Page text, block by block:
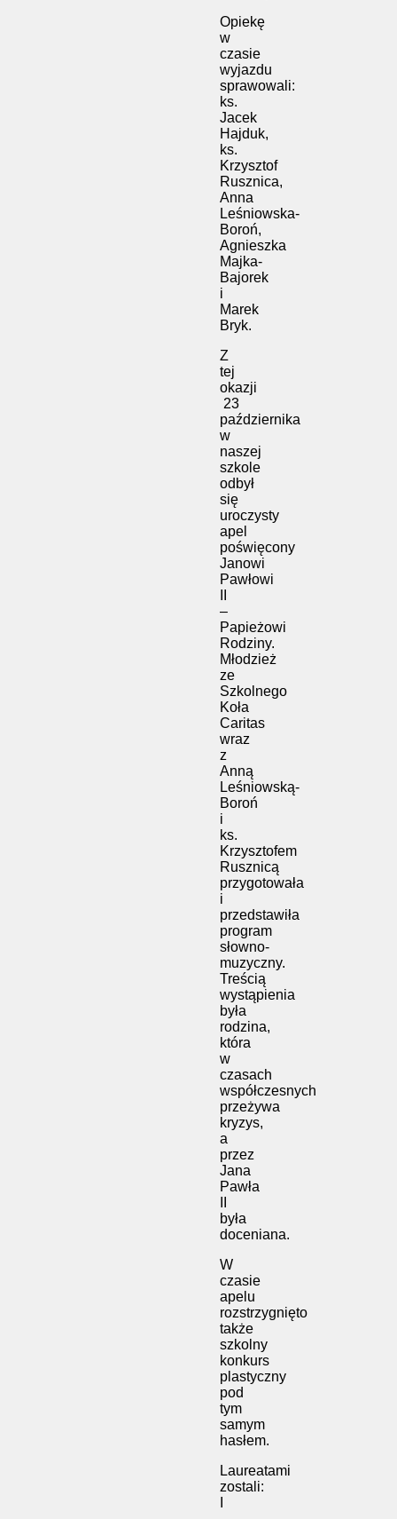
Opiekę
w
czasie
wyjazdu
sprawowali:
ks.
Jacek
Hajduk,
ks.
Krzysztof
Rusznica,
Anna
Leśniowska-
Boroń,
Agnieszka
Majka-
Bajorek
i
Marek
Bryk.
Z
tej
okazji
23
października
w
naszej
szkole
odbył
się
uroczysty
apel
poświęcony
Janowi
Pawłowi
–
Papieżowi
Rodziny.
Młodzież
ze
Szkolnego
Koła
Caritas
wraz
z
Anną
Leśniowską-
Boroń
i
ks.
Krzysztofem
Rusznicą
przygotowała
i
przedstawiła
program
słowno-
muzyczny.
Treścią
wystąpienia
była
rodzina,
która
w
czasach
współczesnych
przeżywa
kryzys,
a
przez
Jana
Pawła
była
doceniana.
W
czasie
apelu
rozstrzygnięto
także
szkolny
konkurs
plastyczny
pod
tym
samym
hasłem.
Laureatami
zostali: